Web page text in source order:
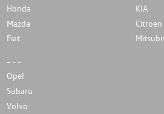
Honda
KIA
Mazda
Citroen
Fiat
- - -
Opel
Subaru
Volvo